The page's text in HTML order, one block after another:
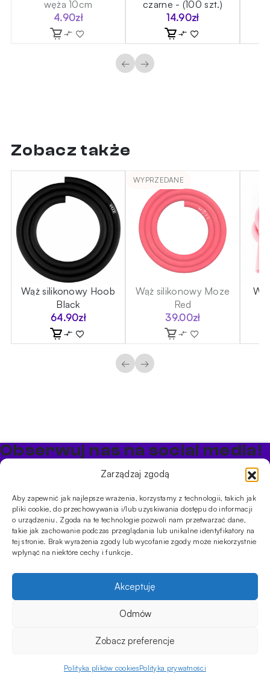
Zarządzaj zgodą
Aby zapewnić jak najlepsze wrażenia, korzystamy z technologii, takich jak
pliki cookie, do przechowywania i/lub uzyskiwania dostępu do informacji
o urządzeniu. Zgoda na te technologie pozwoli nam przetwarzać dane,
takie jak zachowanie podczas przeglądania lub unikalne identyfikatory na
tej stronie. Brak wyrażenia zgody lub wycofanie zgody może niekorzystnie
wpłynąć na niektóre cechy i funkcje.
Akceptuję
Odmów
Zobacz preferencje
Polityka plików cookiesPolityka prywatności
węża 10cm
4.90zł
czarne - (100 szt.)
14.90zł
← →
Zobacz także
Wąż silikonowy Hoob
Black
64.90zł
WYPRZEDANE
Wąż silikonowy Moze
Red
39.00zł
← →
silikonowy
Touch
Sklep Moje konto
Obserwuj nas na social media!
Bądź na bieżąco z promocjami i nowościami w sklepie
PRODUKTY
ShisheCybuchyTytonie Rozpalanie
INFORMACJE
prywatności
Usługi
Szkolenia Eventy
03-301 Warszawa, Polska